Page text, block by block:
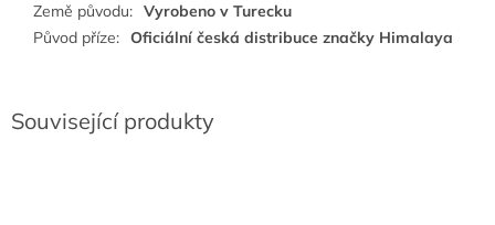
Související produkty
Země původu: Vyrobeno v Turecku
Původ příze: Oficiální česká distribuce značky Himalaya